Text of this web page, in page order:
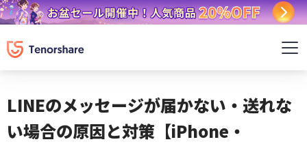
LINEのメッセージが届かない・送れな
い場合の原因と対策【iPhone・